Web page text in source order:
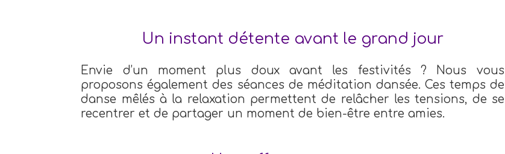
Un instant détente avant le grand jour
Envie d’un moment plus doux avant les festivités ? Nous vous
proposons également des séances de méditation dansée. Ces temps de
danse mêlés à la relaxation permettent de relâcher les tensions, de se
recentrer et de partager un moment de bien-être entre amies.